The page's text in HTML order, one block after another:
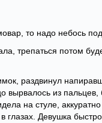
то надо небось
трепаться потом
раздвинул
вырвалось из
на стуле,
глазах. Девушка